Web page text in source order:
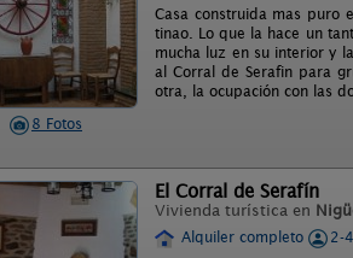
8 Fotos
Casa construida mas puro
tinao. Lo que la hace un
mucha luz en su interior y
al Corral de Serafin para
otra, la ocupación con las
El Corral de Serafín
Vivienda turística en
Alquiler completo
2-